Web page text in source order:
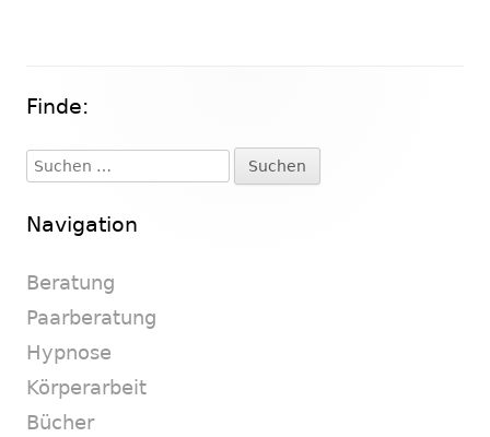
Haupt-
Seitenleiste
Finde:
Suchen
nach:
Navigation
Beratung
Paarberatung
Hypnose
Körperarbeit
Bücher